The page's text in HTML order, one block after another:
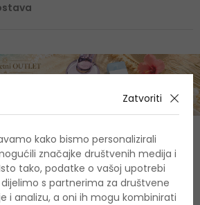
INFORMACIJE
Zatvoriti
kako bismo personalizirali
značajke društvenih medija i
tako, podatke o vašoj upotrebi
s partnerima za društvene
i analizu, a oni ih mogu kombinirati